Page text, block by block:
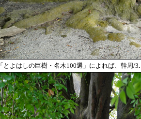
「とよはしの巨樹・名木100選」によれば、幹周/3.